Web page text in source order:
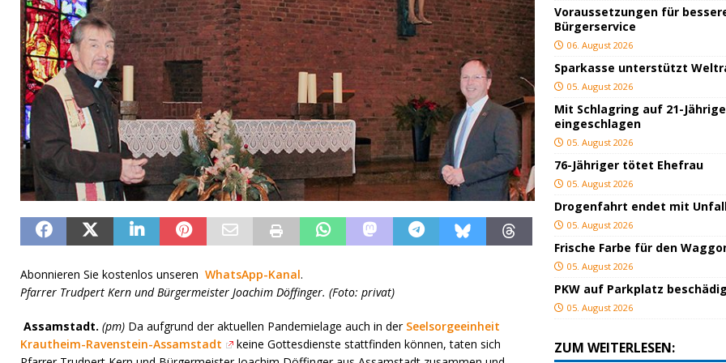
Abonnieren Sie kostenlos unseren WhatsApp-Kanal.
Pfarrer Trudpert Kern und Bürgermeister Joachim Döffinger. (Foto: privat)
Assamstadt. (pm) Da aufgrund der aktuellen Pandemielage auch in der Seelsorgeeinheit
Krautheim-Ravenstein-Assamstadt
keine Gottesdienste stattfinden können, taten sich
Voraussetzungen für
Bürgerservice
06. August 2026
Sparkasse unterstützt
05. August 2026
Mit Schlagring auf 21-
eingeschlagen
05. August 2026
76-Jähriger tötet Ehefrau
05. August 2026
Drogenfahrt endet mit
05. August 2026
Frische Farbe für den
05. August 2026
PKW auf Parkplatz
05. August 2026
ZUM WEITERLESEN: